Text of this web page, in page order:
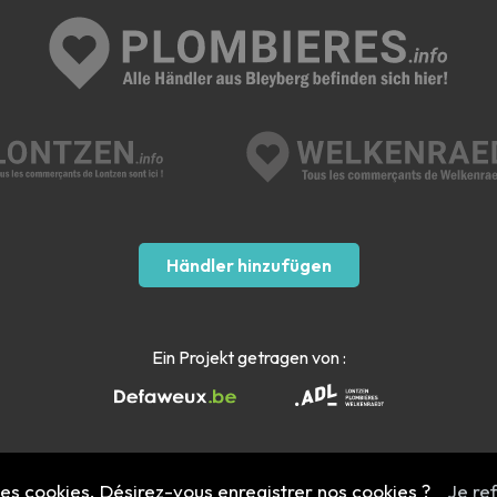
Händler hinzufügen
Ein Projekt getragen von :
Mentions légales- Copyright 2022 - 2026 plombieres.info
cookies. Désirez-vous enregistrer nos cookies ? Je